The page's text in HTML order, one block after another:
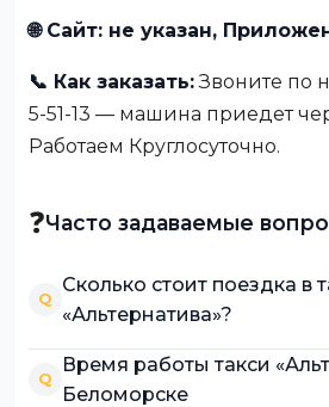
🌐 Сайт: не указан,
📞 Как заказать:Звоните по
5-51-13 — машина приедет
Работаем Круглосуточно.
❓Часто задаваемые
Q
Сколько стоит поездка в
«Альтернатива»?
Q
Время работы такси
Беломорске